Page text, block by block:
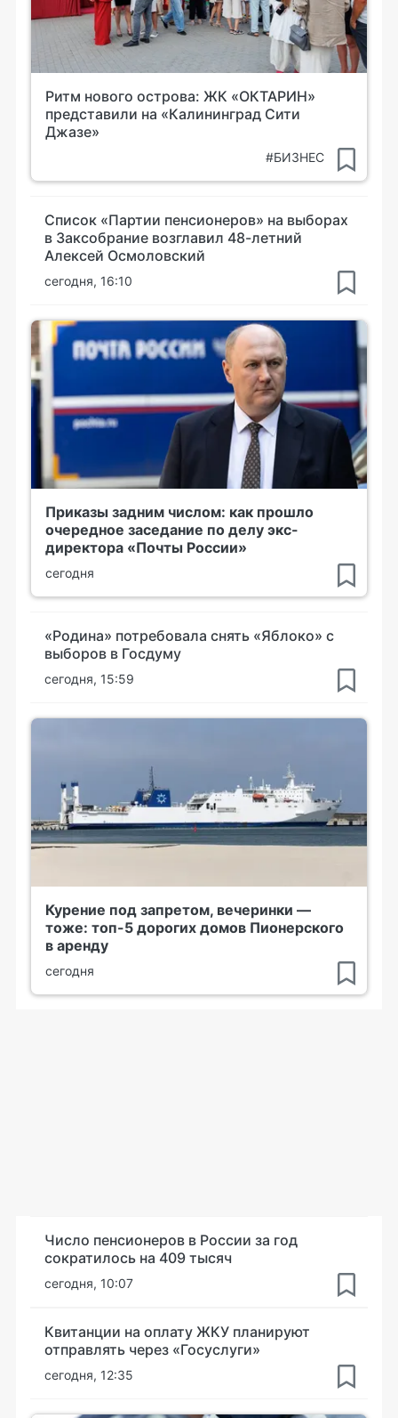
Ритм нового острова: ЖК «ОКТАРИН»
представили на «Калининград Сити
Джазе»
#БИЗНЕС
Список «Партии пенсионеров» на выборах
в Заксобрание возглавил 48-летний
Алексей Осмоловский
сегодня, 16:10
Приказы задним числом: как прошло
очередное заседание по делу экс-
директора «Почты России»
сегодня
«Родина» потребовала снять «Яблоко» с
выборов в Госдуму
сегодня, 15:59
Курение под запретом, вечеринки —
тоже: топ-5 дорогих домов Пионерского
в аренду
сегодня
Число пенсионеров в России за год
сократилось на 409 тысяч
сегодня, 10:07
Квитанции на оплату ЖКУ планируют
отправлять через «Госуслуги»
сегодня, 12:35